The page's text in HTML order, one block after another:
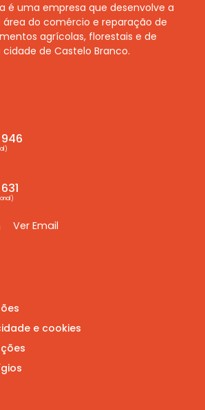
é uma empresa que desenvolve a
do comércio e reparação de
agrícolas, florestais e de
de Castelo Branco.
Ver Email
e cookies